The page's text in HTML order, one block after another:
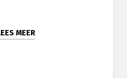
MEER